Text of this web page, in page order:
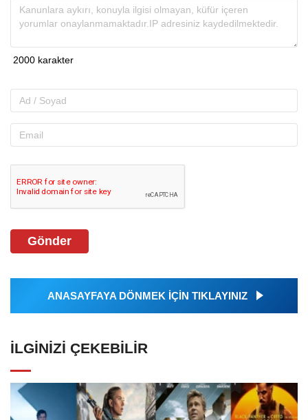
Gönder
ANASAYFAYA DÖNMEK İÇİN TIKLAYINIZ
İLGINIZI ÇEKEBILIR